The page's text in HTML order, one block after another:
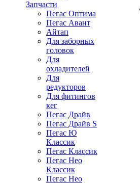
Запчасти
Пегас Оптима
Пегас Авант
Айтап
Для заборных
головок
Для
охладителей
Для
редукторов
Для фитингов
кег
Пегас Драйв
Пегас Драйв S
Пегас Ю
Классик
Пегас Классик
Пегас Нео
Классик
Пегас Нео